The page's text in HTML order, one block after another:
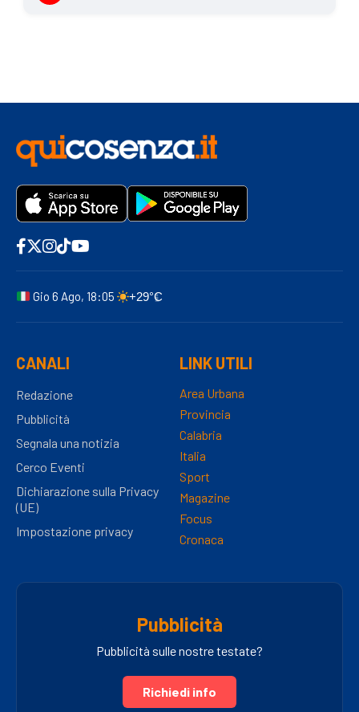
Gio 6 Ago, 18:05 +29°C
CANALI
Redazione
Pubblicità
Segnala una notizia
Cerco Eventi
Dichiarazione sulla Privacy
(UE)
Impostazione privacy
LINK UTILI
Area Urbana
Provincia
Calabria
Italia
Sport
Magazine
Focus
Cronaca
Pubblicità
Pubblicità sulle nostre testate?
Richiedi info